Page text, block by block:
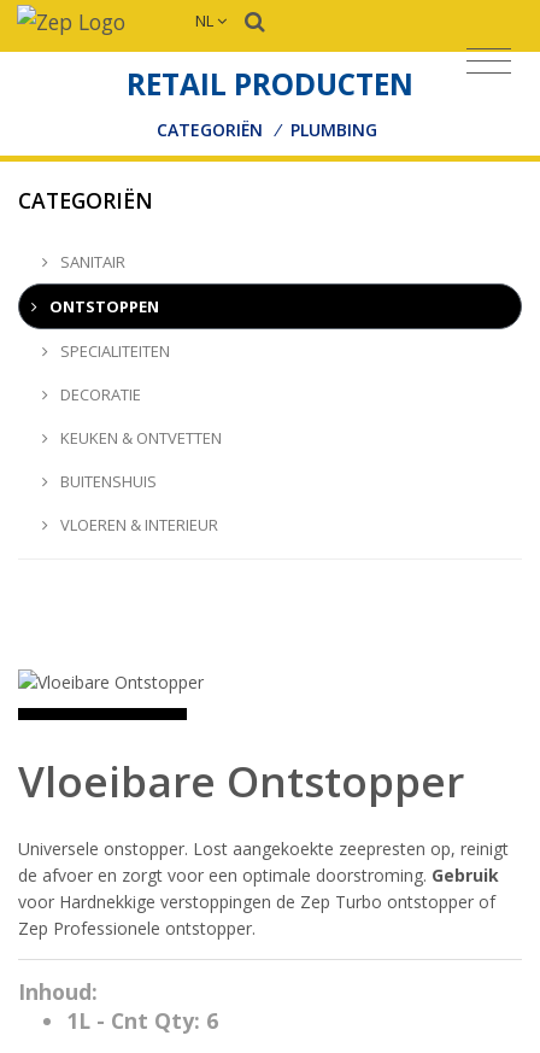
NL
RETAIL PRODUCTEN
CATEGORIËN / PLUMBING
CATEGORIËN
SANITAIR
ONTSTOPPEN
SPECIALITEITEN
DECORATIE
KEUKEN & ONTVETTEN
BUITENSHUIS
VLOEREN & INTERIEUR
Vloeibare Ontstopper
Universele onstopper. Lost aangekoekte zeepresten op, reinigt
de afvoer en zorgt voor een optimale doorstroming. Gebruik
voor Hardnekkige verstoppingen de Zep Turbo ontstopper of
Zep Professionele ontstopper.
Inhoud:
1L - Cnt Qty: 6